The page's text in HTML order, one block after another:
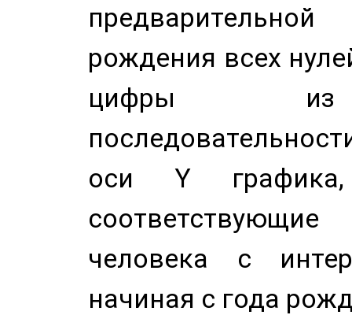
рождения всех
цифры из
оси Y
человека с
начиная с года